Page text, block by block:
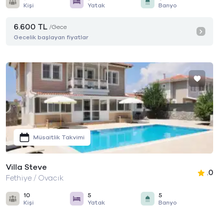
Kişi
Yatak
Banyo
6.600 TL /Gece
Gecelik başlayan fiyatlar
Müsaitlik Takvimi
Villa Steve
Fethiye / Ovacık
.0
10
Kişi
5
Yatak
5
Banyo